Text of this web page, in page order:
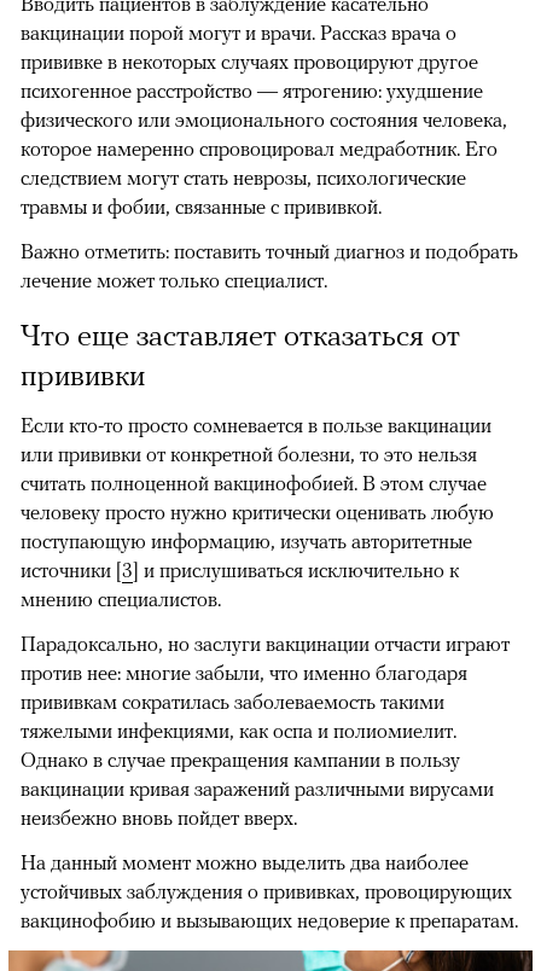
вакцинации порой могут и врачи. Рассказ врача о
прививке в некоторых случаях провоцируют другое
психогенное расстройство — ятрогению: ухудшение
физического или эмоционального состояния человека,
которое намеренно спровоцировал медработник. Его
следствием могут стать неврозы, психологические
травмы и фобии, связанные с прививкой.
Важно отметить: поставить точный диагноз и подобрать
лечение может только специалист.
Что еще заставляет отказаться от
прививки
Если кто-то просто сомневается в пользе вакцинации
или прививки от конкретной болезни, то это нельзя
считать полноценной вакцинофобией. В этом случае
человеку просто нужно критически оценивать любую
поступающую информацию, изучать авторитетные
источники [3] и прислушиваться исключительно к
мнению специалистов.
Парадоксально, но заслуги вакцинации отчасти играют
против нее: многие забыли, что именно благодаря
прививкам сократилась заболеваемость такими
тяжелыми инфекциями, как оспа и полиомиелит.
Однако в случае прекращения кампании в пользу
вакцинации кривая заражений различными вирусами
неизбежно вновь пойдет вверх.
На данный момент можно выделить два наиболее
устойчивых заблуждения о прививках, провоцирующих
вакцинофобию и вызывающих недоверие к препаратам.